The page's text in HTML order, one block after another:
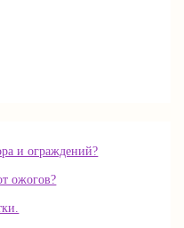
и ограждений?
ожогов?